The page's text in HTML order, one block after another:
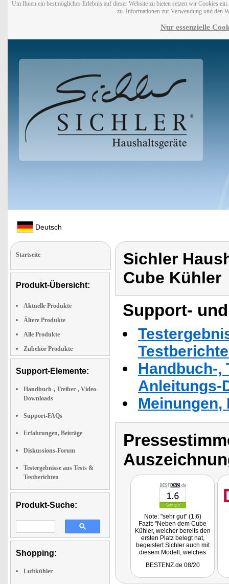
Um Ihnen ein bestmögliches Erlebnis auf dieser Website zu bieten setzen wir Cookies
zu. Informationen zur Verwendung und den
Nur essenzielle
Deutsch
Startseite
Produkt-Übersicht:
Aktuelle Produkte
Ältere Produkte
Alle Produkte
Zubehör Produkte
Support-Elemente:
Handbuch-, Treiber-, Video-
Downloads
Support-FAQs
Erfahrungen, Beiträge
Diskussions-Forum
Testergebnisse aus Tests &
Testberichten
Produkt-Suche:
Shopping:
Luftkühler
Sichler
Cube Kühler
Support-
Handbuch-,
Anleitungs-
Note: "sehr gut" (1,6)
Fazit: "Neben dem Cube
Kühler, welcher bereits den
ersten Platz belegt hat,
begeistert Sichler auch mit
diesem Modell, welches
mithalten kann, aber
BESTENZ.de 08/20